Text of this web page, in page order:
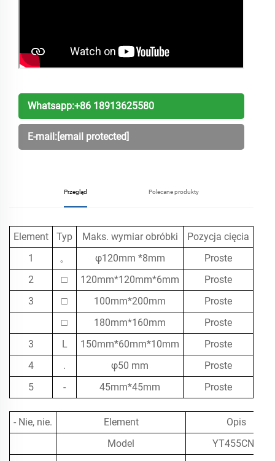
Whatsapp:+86 18913625580
E-mail:[email protected]
Przegląd Polecane produkty
Element Typ Maks. wymiar obróbki Pozycja cięcia
1
。 φ120mm *8mm Proste
2
□ 120mm*120mm*6mm Proste
3
□ 100mm*200mm Proste
□
180mm*160mm Proste
3
L 150mm*60mm*10mm Proste
4
. φ50 mm Proste
5
- 45mm*45mm Proste
- Nie, nie. Element
Opis
Model
YT455CNC